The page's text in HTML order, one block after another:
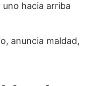
uno hacia arriba
anuncia maldad,